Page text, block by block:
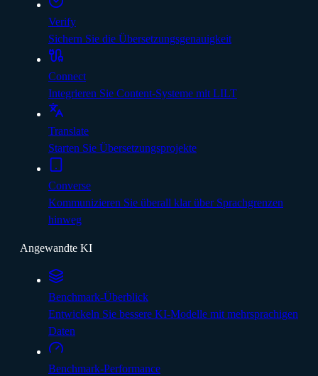
Verify
Sichern Sie die Übersetzungsgenauigkeit
Connect
Integrieren Sie Content-Systeme mit LILT
Translate
Starten Sie Übersetzungsprojekte
Converse
Kommunizieren Sie überall klar über Sprachgrenzen
hinweg
Angewandte KI
Benchmark-Überblick
Entwickeln Sie bessere KI-Modelle mit mehrsprachigen
Daten
Benchmark-Performance